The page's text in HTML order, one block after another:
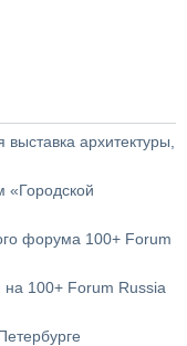
архитектуры,
«Городской
форума 100+ Forum
на 100+ Forum Russia